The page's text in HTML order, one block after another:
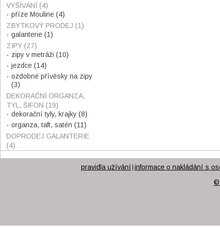
VYŠÍVÁNÍ (4)
příze Mouline (4)
ZBYTKOVÝ PRODEJ (1)
galanterie (1)
ZIPY (27)
zipy v metráži (10)
jezdce (14)
ozdobné přívěsky na zipy
(3)
DEKORAČNÍ ORGANZA,
TYL, ŠIFON (19)
dekorační tyly, krajky (8)
organza, taft, satén (11)
DOPRODEJ GALANTERIE
(4)
pravidla užívání informace o nakládání s
©